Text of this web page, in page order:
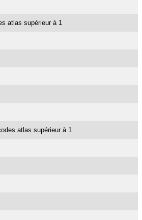
atlas supérieur à 1
atlas supérieur à 1